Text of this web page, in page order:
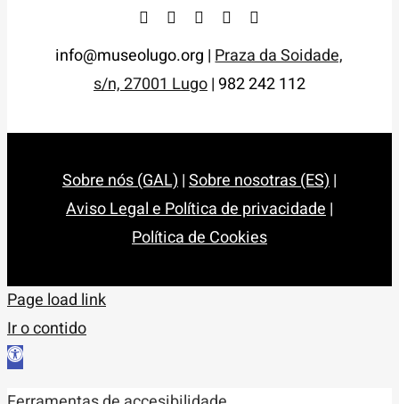
info@museolugo.org |Praza da Soidade,
s/n, 27001 Lugo| 982 242 112
Sobre nós (GAL)|Sobre nosotras (ES)|
Aviso Legal e Política de privacidade|
Política de Cookies
Page load link
Ir o contido
Abrir